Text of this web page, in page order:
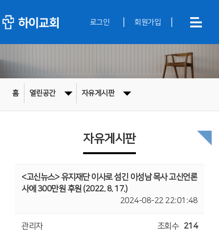
로그인 회원가입
홈 열린공간 자유게시판
자유게시판
<고신뉴스> 유지재단 이사로 섬긴 이성남 목사 고신언론
사에 300만원 후원 (2022. 8. 17.)
2024-08-22 22:01:48
관리자 조회수 214